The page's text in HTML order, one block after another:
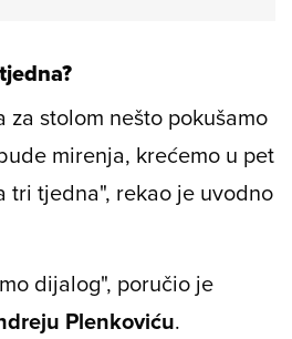
za stolom nešto pokušamo
mirenja, krećemo u pet
tri tjedna", rekao je uvodno
dijalog", poručio je
Plenkoviću.